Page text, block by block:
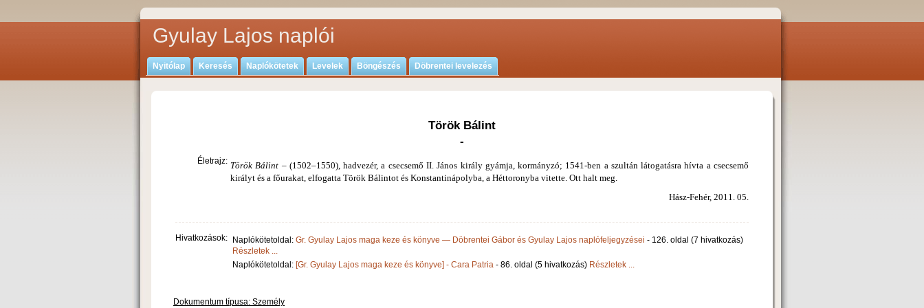
Gyulay Lajos naplói
Nyitólap Keresés Naplókötetek Levelek Böngészés Döbrentei levelezés
Török Bálint
-
Életrajz: Török Bálint – (1502–1550), hadvezér, a csecsemő II. János király gyámja, kor­mányzó; 1541-ben a szultán látogatásra hívta a csecsemő
királyt és a főurakat, elfogatta Török Bálintot és Konstantinápolyba, a Héttoronyba vitette. Ott halt meg.
Hász-Fehér, 2011. 05.
Hivatkozások: Naplókötetoldal: Gr. Gyulay Lajos maga keze és könyve — Döbrentei Gábor és Gyulay Lajos naplófeljegyzései - 126. oldal (7 hivatkozás)
Részletek ...
Naplókötetoldal: [Gr. Gyulay Lajos maga keze és könyve] - Cara Patria - 86. oldal (5 hivatkozás) Részletek ...
Dokumentum típusa: Személy